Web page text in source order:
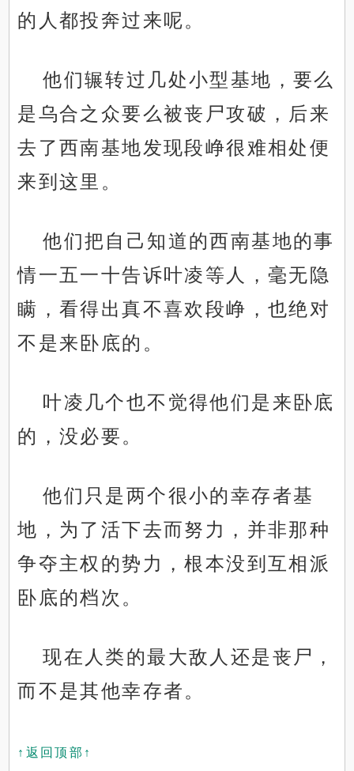
的人都投奔过来呢。
他们辗转过几处小型基地，要么
是乌合之众要么被丧尸攻破，后来
去了西南基地发现段峥很难相处便
来到这里。
他们把自己知道的西南基地的事
情一五一十告诉叶凌等人，毫无隐
瞒，看得出真不喜欢段峥，也绝对
不是来卧底的。
叶凌几个也不觉得他们是来卧底
的，没必要。
他们只是两个很小的幸存者基
地，为了活下去而努力，并非那种
争夺主权的势力，根本没到互相派
卧底的档次。
现在人类的最大敌人还是丧尸，
而不是其他幸存者。
↑返回顶部↑